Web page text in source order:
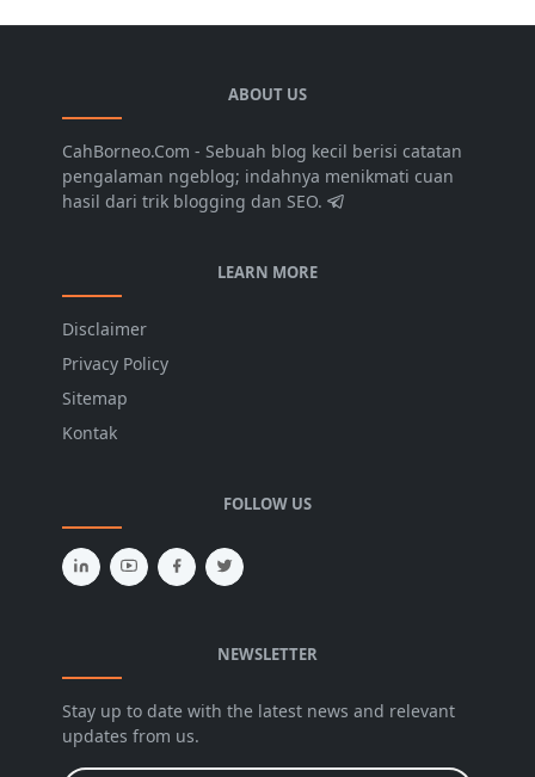
ABOUT US
CahBorneo.Com - Sebuah blog kecil berisi catatan
pengalaman ngeblog; indahnya menikmati cuan
hasil dari trik blogging dan SEO.
LEARN MORE
Disclaimer
Privacy Policy
Sitemap
Kontak
FOLLOW US
NEWSLETTER
Stay up to date with the latest news and relevant
updates from us.